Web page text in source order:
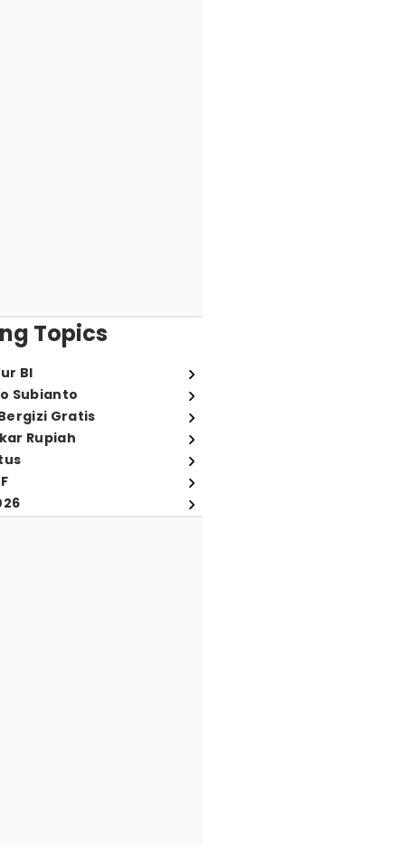
Topics
BI
Subianto
Gratis
Rupiah